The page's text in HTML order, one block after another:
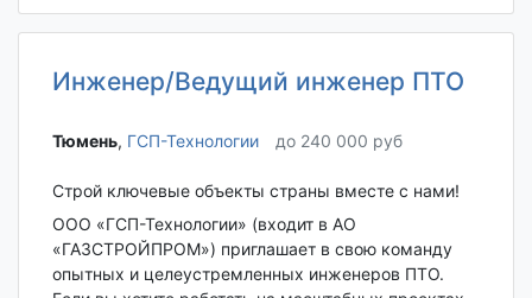
Инженер/Ведущий инженер ПТО
Тюмень‎, ГСП-Технологии до 240 000 руб
Строй ключевые объекты страны вместе с нами!
ООО «ГСП-Технологии» (входит в АО
«ГАЗСТРОЙПРОМ») приглашает в свою команду
опытных и целеустремленных инженеров ПТО.